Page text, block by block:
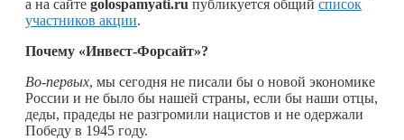
а на сайте golospamyati.ru публикуется общий список
участников акции.
Почему «Инвест-Форсайт»?
Во-первых, мы сегодня не писали бы о новой экономике
России и не было бы нашей страны, если бы наши отцы,
деды, прадеды не разгромили нацистов и не одержали
Победу в 1945 году.